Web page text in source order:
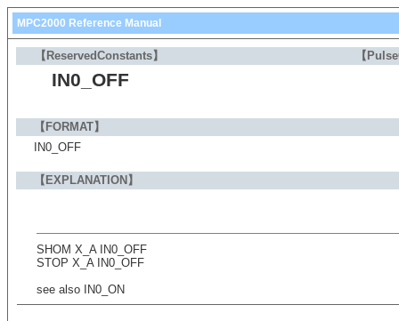
MPC2000 Reference Manual
【ReservedConstants】 【
IN0_OFF
【FORMAT】
IN0_OFF
【EXPLANATION】
SHOM X_A IN0_OFF
STOP X_A IN0_OFF
see also IN0_ON